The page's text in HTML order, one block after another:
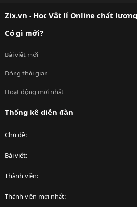
Zix.vn - Học Vật lí Online chất
Có gì mới?
Bài viết mới
Dòng thời gian
Hoạt động mới nhất
Thống kê diễn đàn
Chủ đề
Bài viết
Thành viên
Thành viên mới nhất